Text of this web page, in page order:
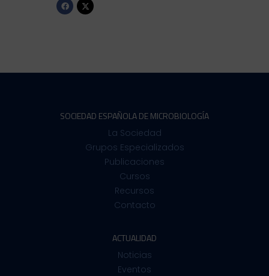
SOCIEDAD ESPAÑOLA DE MICROBIOLOGÍA
La Sociedad
Grupos Especializados
Publicaciones
Cursos
Recursos
Contacto
ACTUALIDAD
Noticias
Eventos